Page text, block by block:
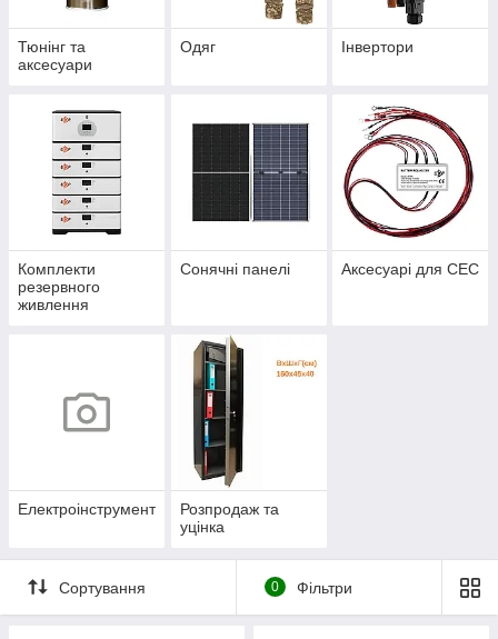
Тюнінг та
аксесуари
Одяг Інвертори
Комплекти
резервного
живлення
Сонячні панелі Аксесуарі для СЕС
Електроінструмент
Розпродаж та
уцінка
Сортування 0 Фільтри